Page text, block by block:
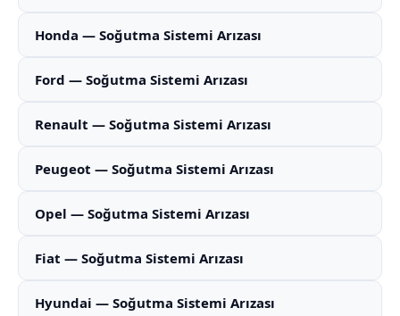
Honda — Soğutma Sistemi Arızası
Ford — Soğutma Sistemi Arızası
Renault — Soğutma Sistemi Arızası
Peugeot — Soğutma Sistemi Arızası
Opel — Soğutma Sistemi Arızası
Fiat — Soğutma Sistemi Arızası
Hyundai — Soğutma Sistemi Arızası